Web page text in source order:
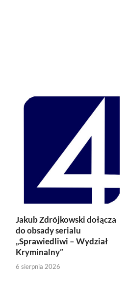
Jakub Zdrójkowski dołącza
do obsady serialu
„Sprawiedliwi – Wydział
Kryminalny”
6 sierpnia 2026